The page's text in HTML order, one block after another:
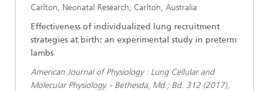
Carlton, Neonatal Research, Carlton, Australia
Effectiveness of individualized lung recruitment
strategies at birth: an experimental study in preterm
lambs
American Journal of Physiology : Lung Cellular and
Molecular Physiology. - Bethesda, Md.; Bd. 312 (2017),